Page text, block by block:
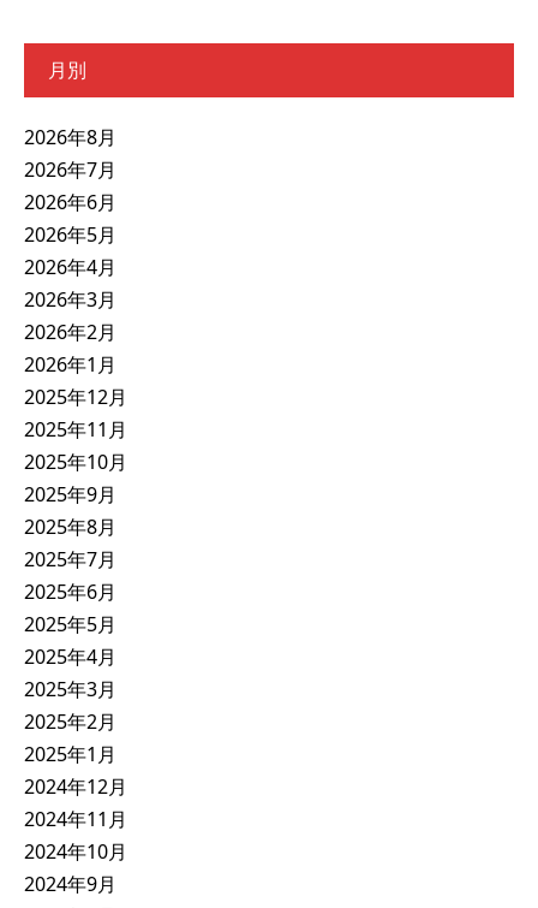
月別
2026年8月
2026年7月
2026年6月
2026年5月
2026年4月
2026年3月
2026年2月
2026年1月
2025年12月
2025年11月
2025年10月
2025年9月
2025年8月
2025年7月
2025年6月
2025年5月
2025年4月
2025年3月
2025年2月
2025年1月
2024年12月
2024年11月
2024年10月
2024年9月